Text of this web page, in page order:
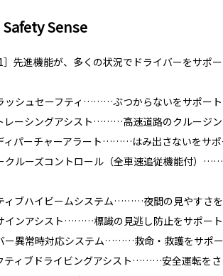
Sense
1］先進機能が、多くの状況でドライバーをサポー
ッシュセーフティ………ぶつからないをサポート
レーシングアシスト………高速道路のクルージン
ィパーチャーアラート………はみ出さないをサポ
ルーズコントロール（全車速追従機能付）
ィブハイビームシステム………夜間の見やすさを
インアシスト………標識の見逃し防止をサポート
ー異常時対応システム………救命・救護をサポ
ィブドライビングアシスト………安全運転をさ